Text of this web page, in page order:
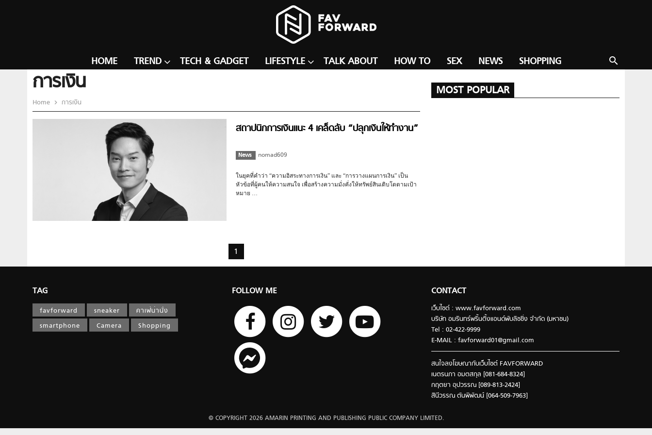
search
HOME TREND TECH & GADGET LIFESTYLE TALK ABOUT HOW TO SEX NEWS SHOPPING
การเงิน
Home การเงิน
สถาปนิกการเงินแนะ 4 เคล็ดลับ “ปลุกเงินให้ทำงาน”
News nomad609
ในยุคที่คำว่า “ความอิสระทางการเงิน” และ “การวางแผนการเงิน” เป็น
หัวข้อที่ผู้คนให้ความสนใจ เพื่อสร้างความมั่งคั่งให้ทรัพย์สินเติบโตตามเป้า
หมาย …
1
MOST POPULAR
TAG
favforward sneaker
คาเฟ่น่านั่ง
smartphone
Camera Shopping
FOLLOW ME CONTACT
เว็บไซต์ : www.favforward.com
บริษัท อมรินทร์พริ้นติ้งแอนด์พับลิชชิ่ง จำกัด (มหาชน)
Tel : 02-422-9999
E-MAIL : favforward01@gmail.com
สนใจลงโฆษณากับเว็บไซต์ FAVFORWARD
เนตรนภา อมตสกุล [081-684-8324]
กฤตยา อุปวรรณ [089-813-2424]
สินีวรรณ ตันพิพัฒน์ [064-509-7963]
© COPYRIGHT 2026 AMARIN PRINTING AND PUBLISHING PUBLIC COMPANY LIMITED.